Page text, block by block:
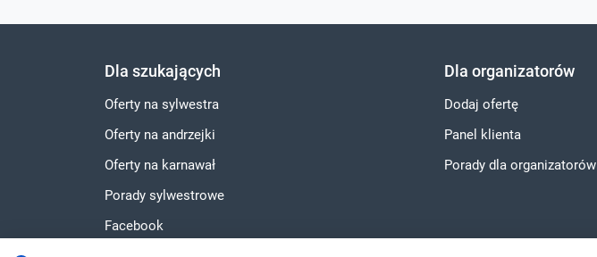
Dla szukających
Oferty na sylwestra
Oferty na andrzejki
Oferty na karnawał
Porady sylwestrowe
Facebook
Dla organizatorów
Dodaj ofertę
Panel klienta
Porady dla organizatorów